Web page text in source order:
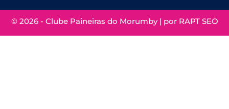
© 2026 - Clube Paineiras do Morumby | por RAPT SEO